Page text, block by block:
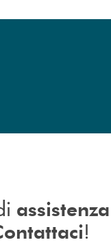
immediata?
assistenza
!